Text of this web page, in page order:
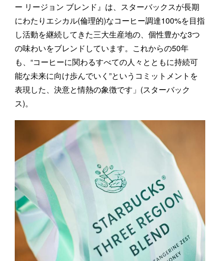
ー リージョン ブレンド』は、スターバックスが長期
にわたりエシカル(倫理的)なコーヒー調達100%を目指
し活動を継続してきた三大生産地の、個性豊かな3つ
の味わいをブレンドしています。これからの50年
も、“コーヒーに関わるすべての人々とともに持続可
能な未来に向け歩んでいく”というコミットメントを
表現した、決意と情熱の象徴です」(スターバック
ス)。